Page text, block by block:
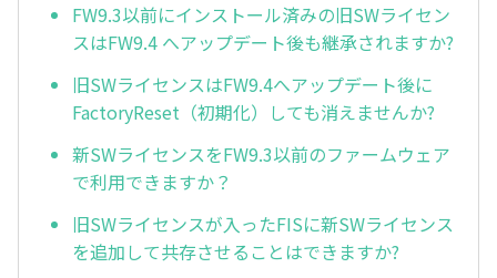
FW9.3以前にインストール済みの旧SWライセン
スはFW9.4 へアップデート後も継承されますか?
旧SWライセンスはFW9.4へアップデート後に
FactoryReset（初期化）しても消えませんか?
新SWライセンスをFW9.3以前のファームウェア
で利用できますか？
旧SWライセンスが入ったFISに新SWライセンス
を追加して共存させることはできますか?